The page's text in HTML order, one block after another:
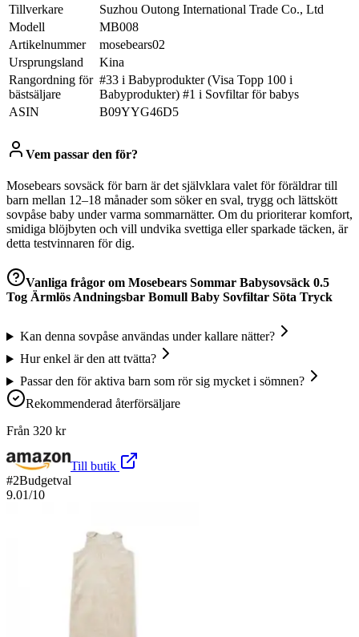
Tillverkare
Suzhou Outong International Trade Co., Ltd
Modell
MB008
Artikelnummer
mosebears02
Ursprungsland
Kina
Rangordning för
bästsäljare
#33 i Babyprodukter (Visa Topp 100 i
Babyprodukter) #1 i Sovfiltar för babys
ASIN
B09YYG46D5
Vem passar den för?
Mosebears sovsäck för barn är det självklara valet för föräldrar till
barn mellan 12–18 månader som söker en sval, trygg och lättskött
sovpåse baby under varma sommarnätter. Om du prioriterar komfort,
smidiga blöjbyten och vill undvika svettiga eller sparkade täcken, är
detta testvinnaren för dig.
Vanliga frågor om Mosebears Sommar Babysovsäck 0.5
Tog Ärmlös Andningsbar Bomull Baby Sovfiltar Söta Tryck
Kan denna sovpåse användas under kallare nätter?
Hur enkel är den att tvätta?
Passar den för aktiva barn som rör sig mycket i sömnen?
Rekommenderad återförsäljare
Från 320 kr
Till butik
#2Budgetval
9.01/10